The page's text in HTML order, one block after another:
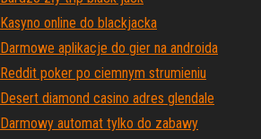
Kasyno online do blackjacka
Darmowe aplikacje do gier na androida
Reddit poker po ciemnym strumieniu
Desert diamond casino adres glendale
Darmowy automat tylko do zabawy